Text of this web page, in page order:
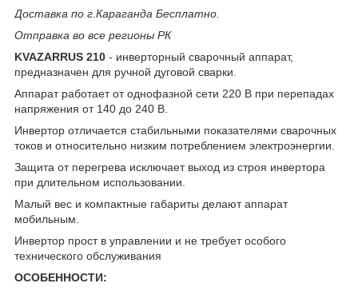
Доставка по г.Караганда Бесплатно.
Отправка во все регионы РК
KVAZARRUS 210 - инверторный сварочный аппарат,
предназначен для ручной дуговой сварки.
Аппарат работает от однофазной сети 220 В при перепадах
напряжения от 140 до 240 В.
Инвертор отличается стабильными показателями сварочных
токов и относительно низким потреблением электроэнергии.
Защита от перегрева исключает выход из строя инвертора
при длительном использовании.
Малый вес и компактные габариты делают аппарат
мобильным.
Инвертор прост в управлении и не требует особого
технического обслуживания
ОСОБЕННОСТИ: